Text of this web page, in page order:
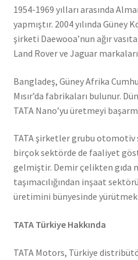
1954-1969 yılları arasında
yapmıştır. 2004 yılında
şirketi Daewooa’nun ağır
Land Rover ve Jaguar
Bangladeş, Güney Afrika
Mısır’da fabrikaları bulunur.
TATA Nano’yu üretmeyi
TATA şirketler grubu otomotiv
birçok sektörde de faaliyet
gelmiştir. Demir çelikten gıda
taşımacılığından inşaat
üretimini bünyesinde
TATA Türkiye Hakkında
TATA Motors, Türkiye